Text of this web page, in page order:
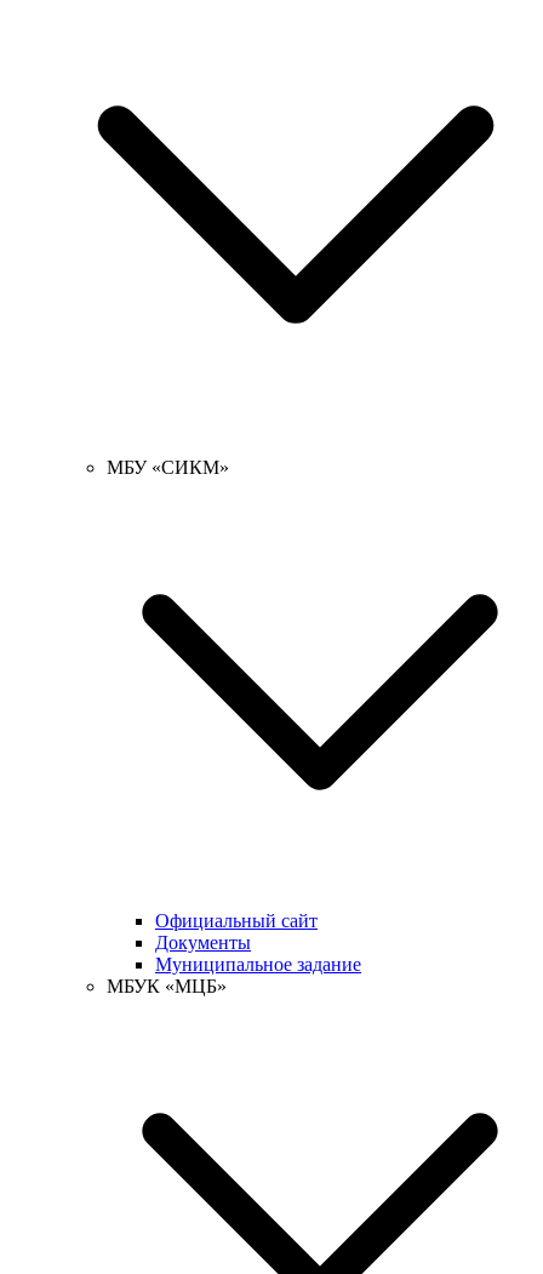
МБУ «СИКМ»
Официальный сайт
Документы
Муниципальное задание
МБУК «МЦБ»